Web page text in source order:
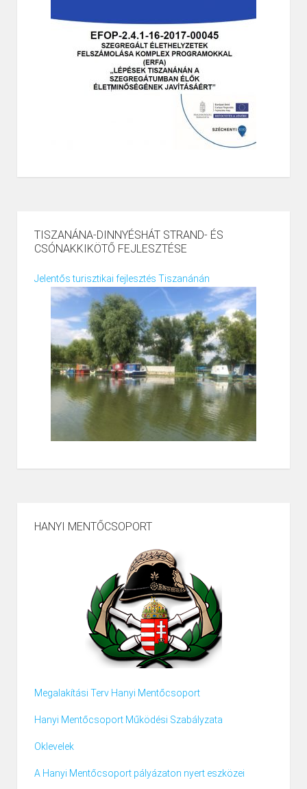
TISZANÁNA-DINNYÉSHÁT STRAND- ÉS
CSÓNAKKIKÖTŐ FEJLESZTÉSE
Jelentős turisztikai fejlesztés Tiszanánán
HANYI MENTŐCSOPORT
Megalakítási Terv Hanyi Mentőcsoport
Hanyi Mentőcsoport Működési Szabályzata
Oklevelek
A Hanyi Mentőcsoport pályázaton nyert eszközei